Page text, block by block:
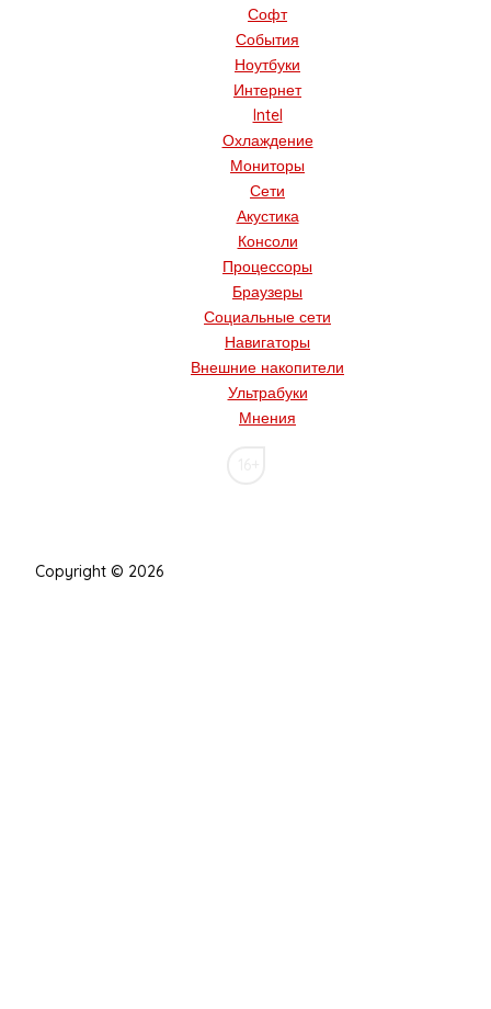
Софт
События
Ноутбуки
Интернет
Intel
Охлаждение
Мониторы
Сети
Акустика
Консоли
Процессоры
Браузеры
Социальные сети
Навигаторы
Внешние накопители
Ультрабуки
Мнения
Copyright © 2026